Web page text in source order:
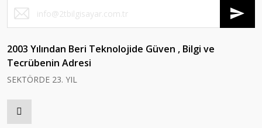
2003 Yılından Beri Teknolojide Güven , Bilgi ve
Tecrübenin Adresi
SEKTÖRDE 23. YIL